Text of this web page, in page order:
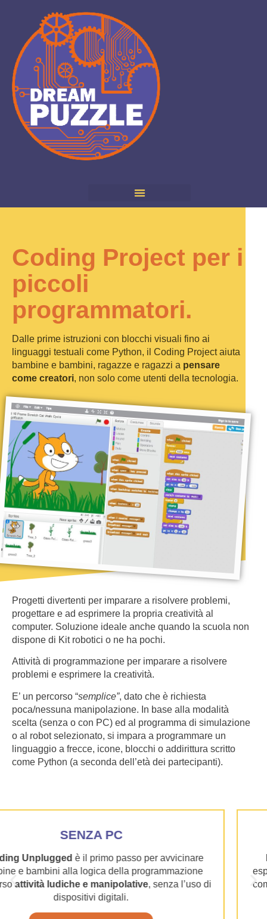
Coding Project per i
piccoli
programmatori.
Dalle prime istruzioni con blocchi visuali fino ai
linguaggi testuali come Python, il Coding Project aiuta
bambine e bambini, ragazze e ragazzi a pensare
come creatori, non solo come utenti della tecnologia.
Progetti divertenti per imparare a risolvere problemi,
progettare e ad esprimere la propria creatività al
computer. Soluzione ideale anche quando la scuola non
dispone di Kit robotici o ne ha pochi.
Attività di programmazione per imparare a risolvere
problemi e esprimere la creatività.
E’ un percorso “semplice”, dato che è richiesta
poca/nessuna manipolazione. In base alla modalità
scelta (senza o con PC) ed al programma di simulazione
o al robot selezionato, si impara a programmare un
linguaggio a frecce, icone, blocchi o addirittura scritto
come Python (a seconda dell’età dei partecipanti).
L’apetta robot:Il primo amico programmabile
esplorare, scoprire e imparare. L’apetta robot
compagno di gioco intelligente, che si muove
le istruzioni date dai bambini.